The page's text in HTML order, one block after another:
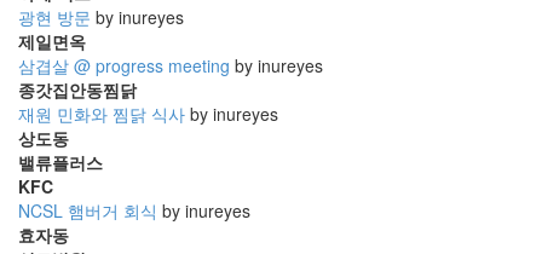
광현 방문 by inureyes
제일면옥
삼겹살 @ progress meeting by inureyes
종갓집안동찜닭
재원 민화와 찜닭 식사 by inureyes
상도동
밸류플러스
KFC
NCSL 햄버거 회식 by inureyes
효자동
초
대
합
니
다
~
By
inureyes
흥